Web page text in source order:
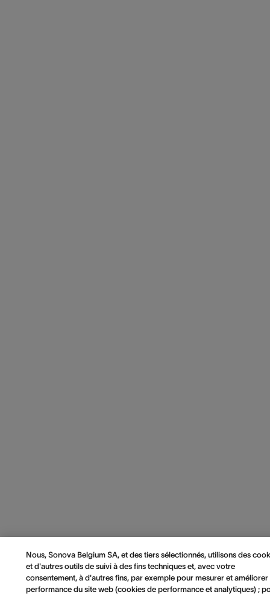
Nous, Sonova Belgium SA, et des tiers sélectionnés, utilisons des
et d'autres outils de suivi à des fins techniques et, avec votre
consentement, à d'autres fins, par exemple pour mesurer et améliorer
performance du site web (cookies de performance et analytiques) ;